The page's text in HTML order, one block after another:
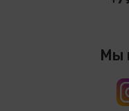
Мы